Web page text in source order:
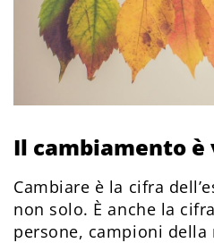
Il cambiamento è
Cambiare è la cifra
non solo. È anche la
persone, campioni